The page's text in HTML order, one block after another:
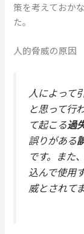
策を考えておか
た。
人的脅威の原因
人によって
と思って行
て起こる過
誤りがある
です。また
込んで使用
威とされてま